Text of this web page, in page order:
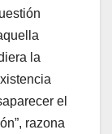
la
el
razona